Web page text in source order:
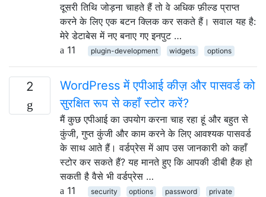
दूसरी तिथि जोड़ना चाहते हैं तो वे अधिक फ़ील्ड प्राप्त
करने के लिए एक बटन क्लिक कर सकते हैं। सवाल यह है:
मेरे डेटाबेस में नए बनाए गए इनपुट …
11
plugin-development widgets options
2
WordPress में एपीआई कीज़ और पासवर्ड को
सुरक्षित रूप से कहाँ स्टोर करें?
मैं कुछ एपीआई का उपयोग करना चाह रहा हूं और बहुत से
कुंजी, गुप्त कुंजी और काम करने के लिए आवश्यक पासवर्ड
के साथ आते हैं। वर्डप्रेस में आप उस जानकारी को कहाँ
स्टोर कर सकते हैं? यह मानते हुए कि आपकी डीबी हैक हो
सकती है वैसे भी वर्डप्रेस …
11
security options password private